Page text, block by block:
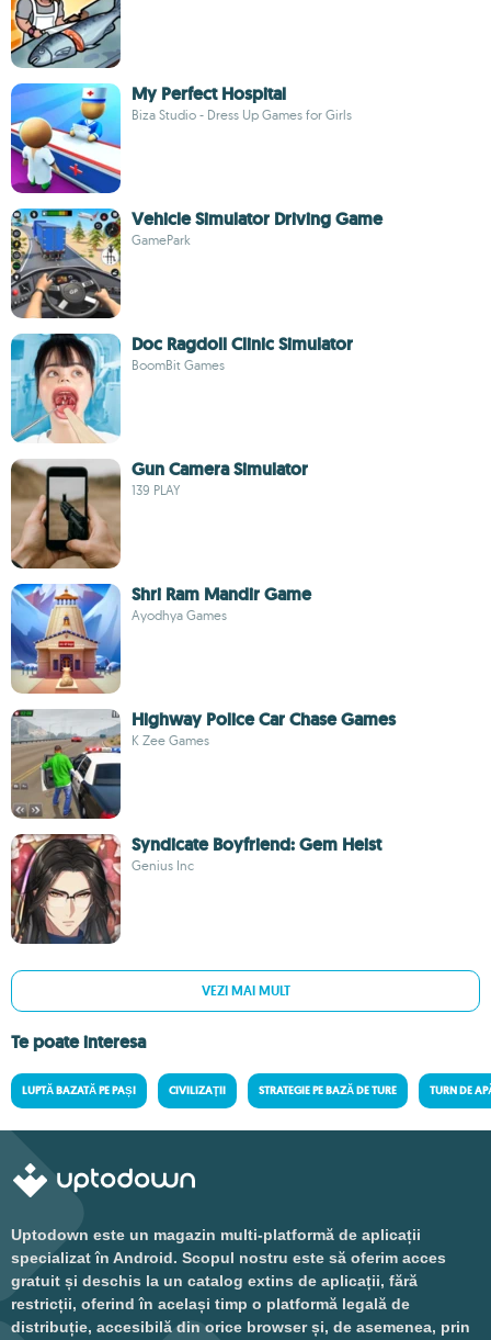
My Perfect Hospital
Biza Studio - Dress Up Games for Girls
Vehicle Simulator Driving Game
GamePark
Doc Ragdoll Clinic Simulator
BoomBit Games
Gun Camera Simulator
139 PLAY
Shri Ram Mandir Game
Ayodhya Games
Highway Police Car Chase Games
K Zee Games
Syndicate Boyfriend: Gem Heist
Genius Inc
VEZI MAI MULT
Te poate interesa
LUPTĂ BAZATĂ PE PAȘI CIVILIZAŢII STRATEGIE PE BAZĂ DE TURE TURN DE
Uptodown este un magazin multi-platformă de aplicații
specializat în Android. Scopul nostru este să oferim acces
gratuit și deschis la un catalog extins de aplicații, fără
restricții, oferind în același timp o platformă legală de
distribuție, accesibilă din orice browser și, de asemenea, prin